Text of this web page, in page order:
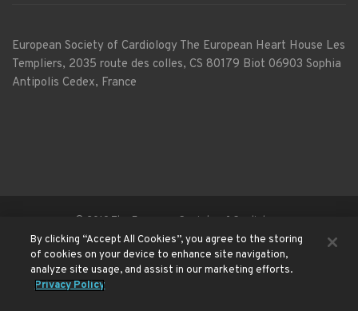
European Society of Cardiology The European Heart House Les
Templiers, 2035 route des colles, CS 80179 Biot 06903 Sophia
Antipolis Cedex, France
© 2019 The European Society of Cardiology
Misja i Regulamin użytkowania Polityka prywatności
By clicking “Accept All Cookies”, you agree to the storing
of cookies on your device to enhance site navigation,
analyze site usage, and assist in our marketing efforts.
Privacy Policy